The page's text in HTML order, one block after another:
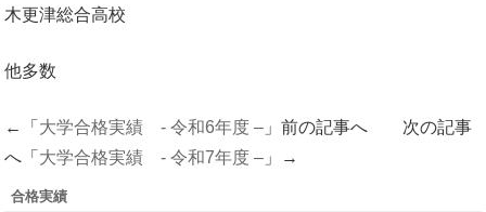
木更津総合高校
他多数
←「 大学合格実績 - 令和6年度 – 」前の記事へ 次の記事
へ「 大学合格実績 - 令和7年度 – 」→
合格実績